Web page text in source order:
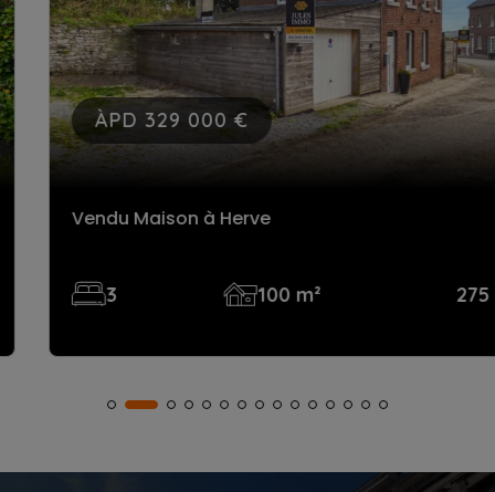
ÀPD 329 000 €
Vendu Maisonà Herve
3 100 m² 275 m²